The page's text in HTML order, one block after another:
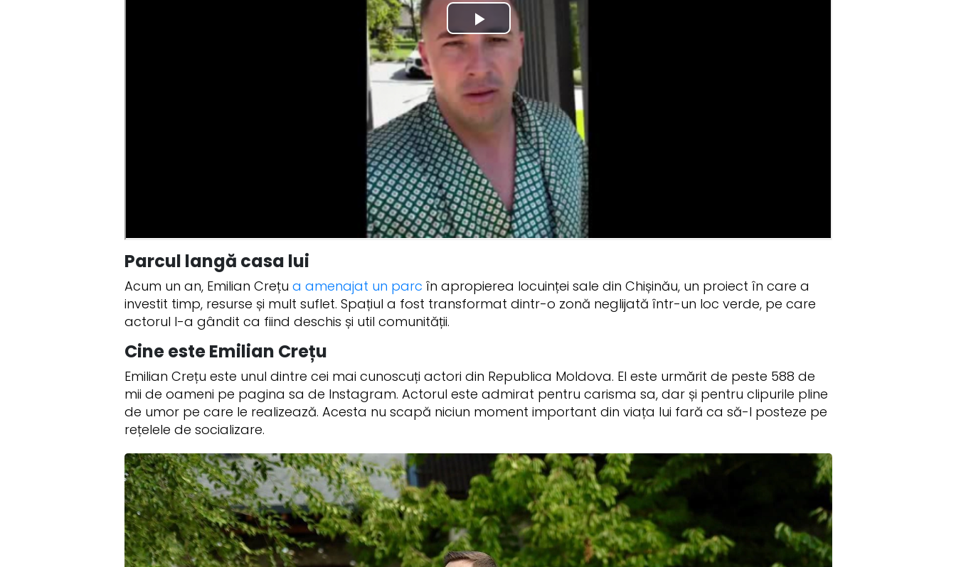
Parcul langă casa lui
Acum un an, Emilian Crețu a amenajat un parc în apropierea locuinței sale din Chișinău, un proiect în care a
investit timp, resurse și mult suflet. Spațiul a fost transformat dintr-o zonă neglijată într-un loc verde, pe care
actorul l-a gândit ca fiind deschis și util comunității.
Cine este Emilian Crețu
Emilian Crețu este unul dintre cei mai cunoscuți actori din Republica Moldova. El este urmărit de peste 588 de
mii de oameni pe pagina sa de Instagram. Actorul este admirat pentru carisma sa, dar și pentru clipurile pline
de umor pe care le realizează. Acesta nu scapă niciun moment important din viața lui fară ca să-l posteze pe
rețelele de socializare.